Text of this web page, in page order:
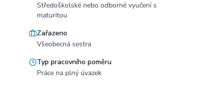
Středoškolské nebo odborné vyučení s
maturitou
Zařazeno
Všeobecná sestra
Typ pracovního poměru
Práce na plný úvazek